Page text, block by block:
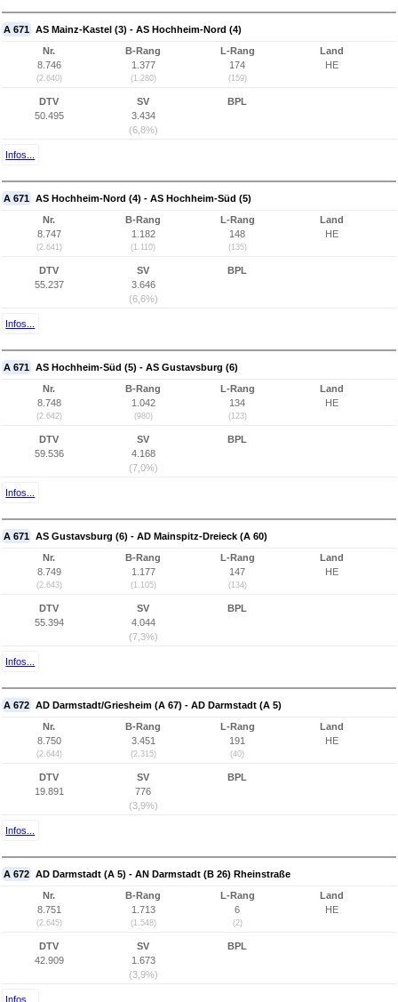
A 671 AS Mainz-Kastel (3) - AS Hochheim-Nord (4)
Nr.
8.746
(2.640)
B-Rang
1.377
(1.280)
L-Rang
174
(159)
Land
HE
DTV
50.495
SV
3.434
(6,8%)
BPL
Infos...
A 671 AS Hochheim-Nord (4) - AS Hochheim-Süd (5)
Nr.
8.747
(2.641)
B-Rang
1.182
(1.110)
L-Rang
148
(135)
Land
HE
DTV
55.237
SV
3.646
(6,6%)
BPL
Infos...
A 671 AS Hochheim-Süd (5) - AS Gustavsburg (6)
Nr.
8.748
(2.642)
B-Rang
1.042
(980)
L-Rang
134
(123)
Land
HE
DTV
59.536
SV
4.168
(7,0%)
BPL
Infos...
A 671 AS Gustavsburg (6) - AD Mainspitz-Dreieck (A 60)
Nr.
8.749
(2.643)
B-Rang
1.177
(1.105)
L-Rang
147
(134)
Land
HE
DTV
55.394
SV
4.044
(7,3%)
BPL
Infos...
A 672 AD Darmstadt/Griesheim (A 67) - AD Darmstadt (A 5)
Nr.
8.750
(2.644)
B-Rang
3.451
(2.315)
L-Rang
191
(40)
Land
HE
DTV
19.891
SV
776
(3,9%)
BPL
Infos...
A 672 AD Darmstadt (A 5) - AN Darmstadt (B 26) Rheinstraße
Nr.
8.751
(2.645)
B-Rang
1.713
(1.548)
L-Rang
6
(2)
Land
HE
DTV
42.909
SV
1.673
(3,9%)
BPL
Infos...